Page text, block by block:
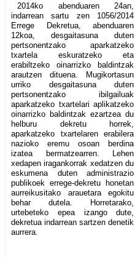
2014ko abenduaren 24an,
indarrean sartu zen 1056/2014
Errege Dekretua, abenduaren
12koa, desgaitasuna duten
pertsonentzako aparkatzeko
txartela eskuratzeko eta
erabiltzeko oinarrizko baldintzak
arautzen dituena. Mugikortasun
urriko desgaitasuna duten
pertsonentzako ibilgailuak
aparkatzeko txartelari aplikatzeko
oinarrizko baldintzak ezartzea du
helburu dekretu horrek,
aparkatzeko txartelaren erabilera
nazioko eremu osoan berdina
izatea bermatzearren. Lehen
xedapen iragankorrak xedatzen du
eskumena duten administrazio
publikoek errege-dekretu honetan
aurreikusitako arauetara egokitu
behar dutela. Horretarako,
urtebeteko epea izango dute,
dekretua indarrean sartzen denetik
aurrera.